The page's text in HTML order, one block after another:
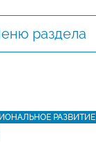
раздела
РАЗВИТИЕ